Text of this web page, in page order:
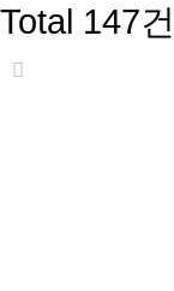
Total 147건